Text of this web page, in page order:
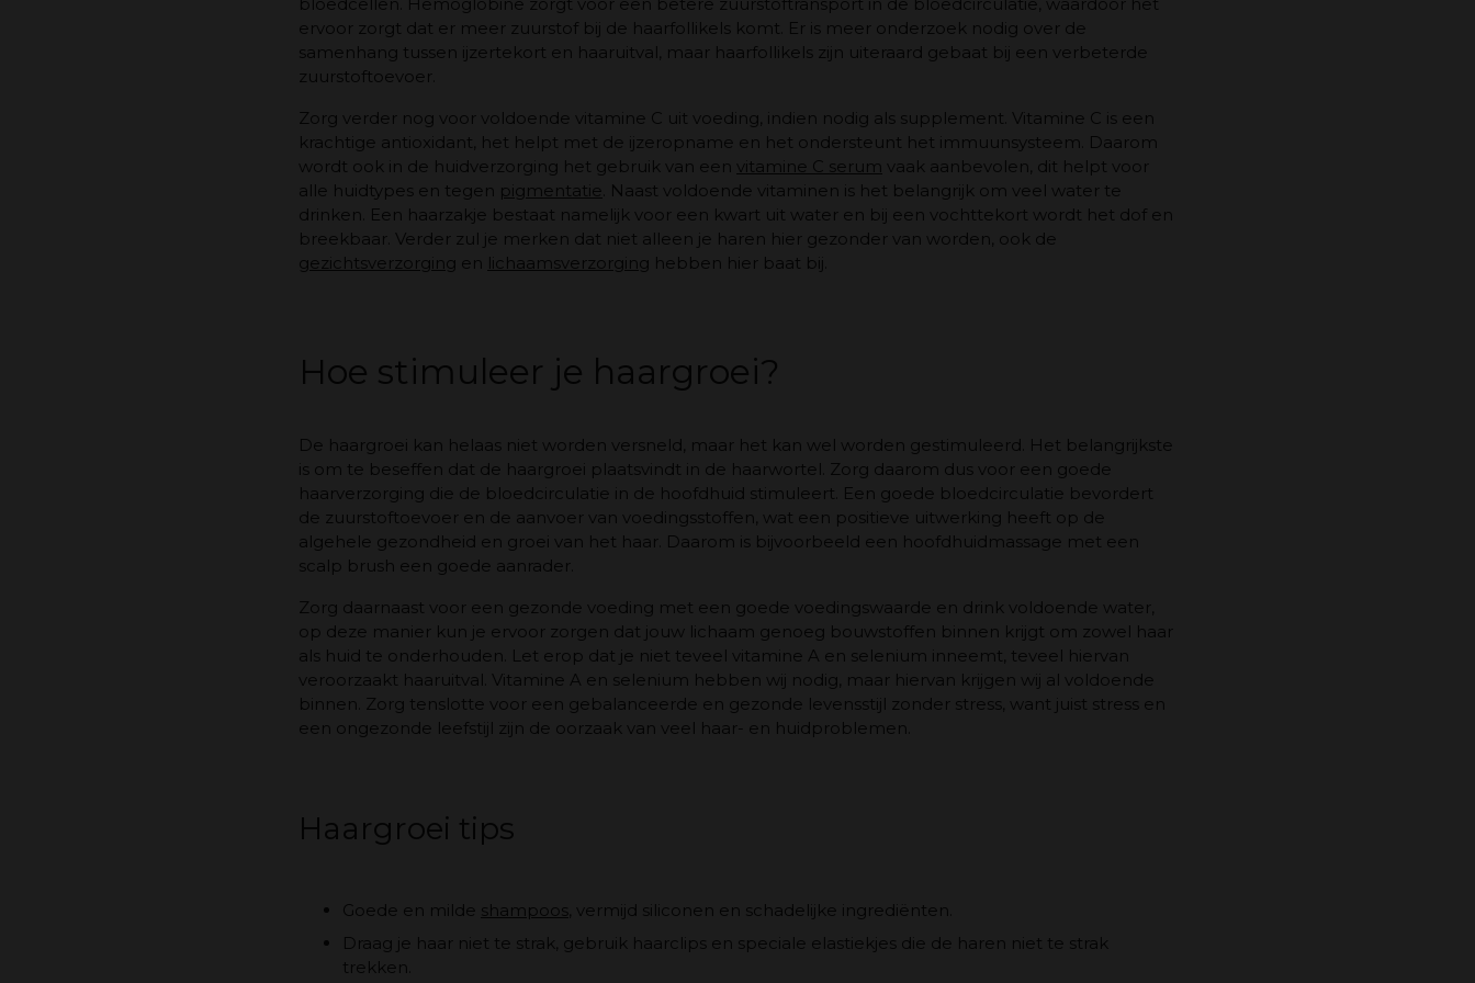
ervoor zorgt dat er meer zuurstof bij de haarfollikels komt. Er is meer onderzoek nodig over de
samenhang tussen ijzertekort en haaruitval, maar haarfollikels zijn uiteraard gebaat bij een verbeterde
zuurstoftoevoer.
Zorg verder nog voor voldoende vitamine C uit voeding, indien nodig als supplement. Vitamine C is een
krachtige antioxidant, het helpt met de ijzeropname en het ondersteunt het immuunsysteem. Daarom
wordt ook in de huidverzorging het gebruik van een vitamine C serum vaak aanbevolen, dit helpt voor
alle huidtypes en tegen pigmentatie . Naast voldoende vitaminen is het belangrijk om veel water te
drinken. Een haarzakje bestaat namelijk voor een kwart uit water en bij een vochttekort wordt het dof en
breekbaar. Verder zul je merken dat niet alleen je haren hier gezonder van worden, ook de
gezichtsverzorging en lichaamsverzorging hebben hier baat bij.
Hoe stimuleer je haargroei?
De haargroei kan helaas niet worden versneld, maar het kan wel worden gestimuleerd. Het belangrijkste
is om te beseffen dat de haargroei plaatsvindt in de haarwortel. Zorg daarom dus voor een goede
haarverzorging die de bloedcirculatie in de hoofdhuid stimuleert. Een goede bloedcirculatie bevordert
de zuurstoftoevoer en de aanvoer van voedingsstoffen, wat een positieve uitwerking heeft op de
algehele gezondheid en groei van het haar. Daarom is bijvoorbeeld een hoofdhuidmassage met een
scalp brush een goede aanrader.
Zorg daarnaast voor een gezonde voeding met een goede voedingswaarde en drink voldoende water,
op deze manier kun je ervoor zorgen dat jouw lichaam genoeg bouwstoffen binnen krijgt om zowel haar
als huid te onderhouden. Let erop dat je niet teveel vitamine A en selenium inneemt, teveel hiervan
veroorzaakt haaruitval. Vitamine A en selenium hebben wij nodig, maar hiervan krijgen wij al voldoende
binnen. Zorg tenslotte voor een gebalanceerde en gezonde levensstijl zonder stress, want juist stress en
een ongezonde leefstijl zijn de oorzaak van veel haar- en huidproblemen.
Haargroei tips
Goede en milde shampoos, vermijd siliconen en schadelijke ingrediënten.
Draag je haar niet te strak, gebruik haarclips en speciale elastiekjes die de haren niet te strak
trekken.